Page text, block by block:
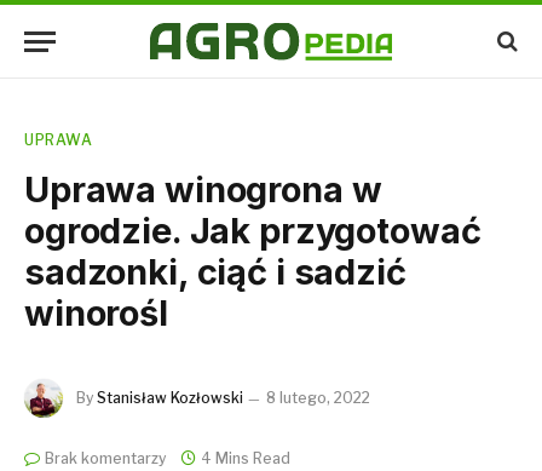
UPRAWA
Uprawa winogrona w
ogrodzie. Jak przygotować
sadzonki, ciąć i sadzić
winorośl
By Stanisław Kozłowski 8 lutego, 2022
Brak komentarzy 4 Mins Read